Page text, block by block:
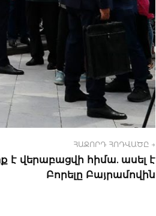
ՀԱՋՈՐԴ ՀՈԴՎԱԾԸ →
է վերաբացվի հիմա. ասել է
Բորելը Բայրամովին